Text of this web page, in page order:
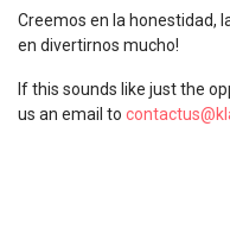
Creemos en la honestidad,
en divertirnos mucho!
If this sounds like just the
us an email to